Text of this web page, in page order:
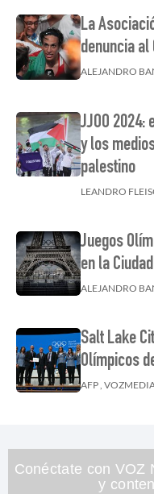
La
denuncia al
ALEJANDRO
JJOO
y los
palestino
LEANDRO
Juegos
en la
ALEJANDRO
Salt Lake
Olímpicos
AFP ,
Conéctate con VOZ
y